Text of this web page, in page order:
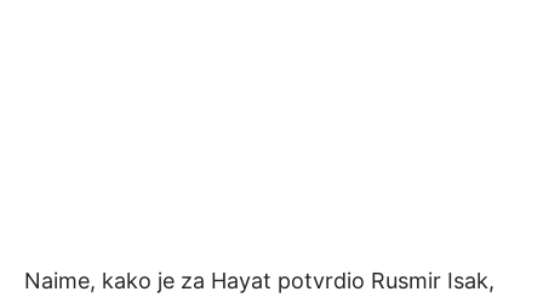
Naime, kako je za Hayat potvrdio Rusmir Isak,